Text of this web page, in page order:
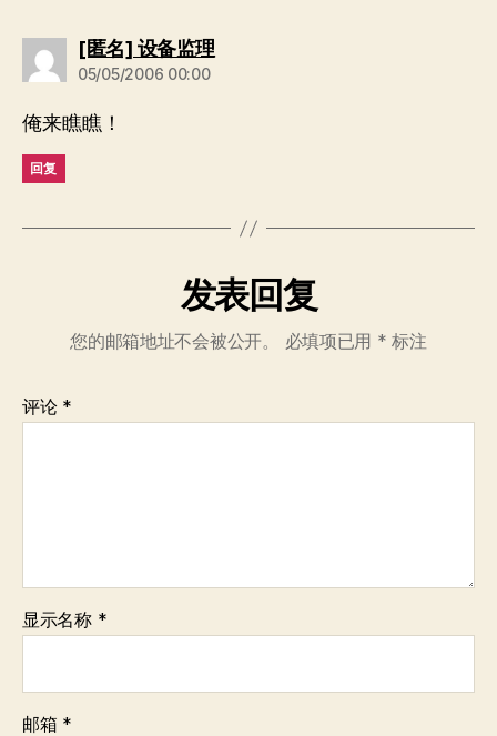
[匿名] 设备监理说：
05/05/2006 00:00
俺来瞧瞧！
回复
发表回复
您的邮箱地址不会被公开。 必填项已用 * 标注
评论 *
显示名称 *
邮箱 *